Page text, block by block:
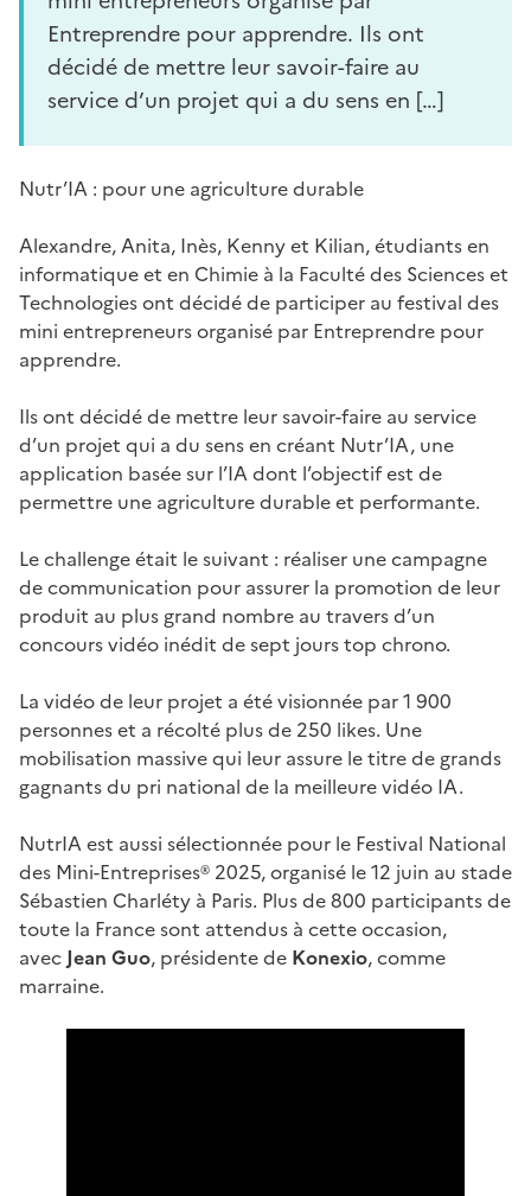
Entreprendre pour apprendre. Ils ont
décidé de mettre leur savoir-faire au
service d’un projet qui a du sens en […]
Nutr’IA : pour une agriculture durable
Alexandre, Anita, Inès, Kenny et Kilian, étudiants en
informatique et en Chimie à la Faculté des Sciences et
Technologies ont décidé de participer au festival des
mini entrepreneurs organisé par Entreprendre pour
apprendre.
Ils ont décidé de mettre leur savoir-faire au service
d’un projet qui a du sens en créant Nutr’IA, une
application basée sur l’IA dont l’objectif est de
permettre une agriculture durable et performante.
Le challenge était le suivant : réaliser une campagne
de communication pour assurer la promotion de leur
produit au plus grand nombre au travers d’un
concours vidéo inédit de sept jours top chrono.
La vidéo de leur projet a été visionnée par 1 900
personnes et a récolté plus de 250 likes. Une
mobilisation massive qui leur assure le titre de grands
gagnants du pri national de la meilleure vidéo IA.
NutrIA est aussi sélectionnée pour le Festival National
des Mini-Entreprises® 2025, organisé le 12 juin au stade
Sébastien Charléty à Paris. Plus de 800 participants de
toute la France sont attendus à cette occasion,
avec Jean Guo, présidente de Konexio, comme
marraine.